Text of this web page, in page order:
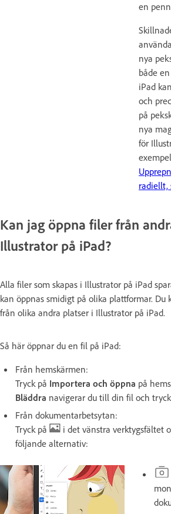
en
nya
både
iPad
och
på
nya
för
radiellt,
Kan jag öppna filer från
Illustrator på iPad?
Alla filer som skapas i Illustrator på iPad
kan öppnas smidigt på olika plattformar. Du
från olika andra platser i Illustrator på iPad.
Så här öppnar du en fil på iPad:
Från hemskärmen:
Tryck på Importera och öppna på
Bläddra navigerar du till din fil och
Från dokumentarbetsytan:
Tryck på
i det vänstra verktygsfältet
följande alternativ: